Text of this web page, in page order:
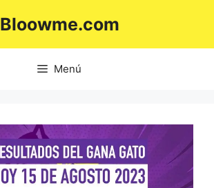
Bloowme.com
Menú